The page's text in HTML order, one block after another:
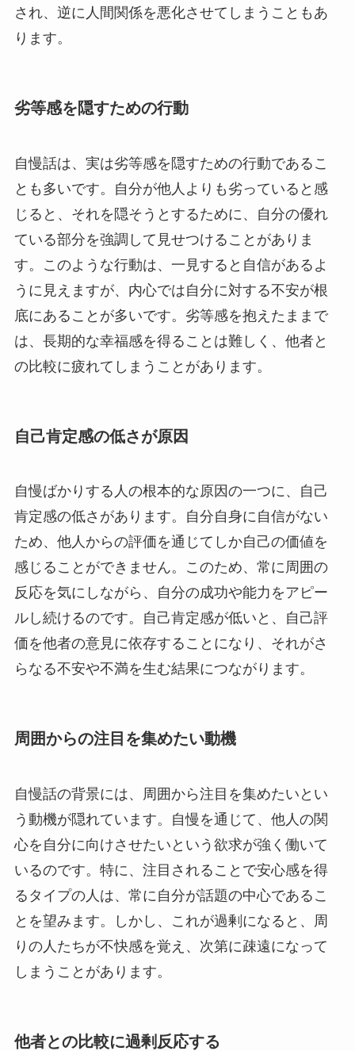
され、逆に人間関係を悪化させてしまうこともあ
ります。
劣等感を隠すための行動
自慢話は、実は劣等感を隠すための行動であるこ
とも多いです。自分が他人よりも劣っていると感
じると、それを隠そうとするために、自分の優れ
ている部分を強調して見せつけることがありま
す。このような行動は、一見すると自信があるよ
うに見えますが、内心では自分に対する不安が根
底にあることが多いです。劣等感を抱えたままで
は、長期的な幸福感を得ることは難しく、他者と
の比較に疲れてしまうことがあります。
自己肯定感の低さが原因
自慢ばかりする人の根本的な原因の一つに、自己
肯定感の低さがあります。自分自身に自信がない
ため、他人からの評価を通じてしか自己の価値を
感じることができません。このため、常に周囲の
反応を気にしながら、自分の成功や能力をアピー
ルし続けるのです。自己肯定感が低いと、自己評
価を他者の意見に依存することになり、それがさ
らなる不安や不満を生む結果につながります。
周囲からの注目を集めたい動機
自慢話の背景には、周囲から注目を集めたいとい
う動機が隠れています。自慢を通じて、他人の関
心を自分に向けさせたいという欲求が強く働いて
いるのです。特に、注目されることで安心感を得
るタイプの人は、常に自分が話題の中心であるこ
とを望みます。しかし、これが過剰になると、周
りの人たちが不快感を覚え、次第に疎遠になって
しまうことがあります。
他者との比較に過剰反応する